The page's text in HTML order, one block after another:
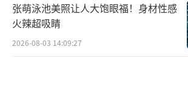
张萌泳池美照让人大饱眼福！身材性感
火辣超吸睛
2026-08-03 14:09:27